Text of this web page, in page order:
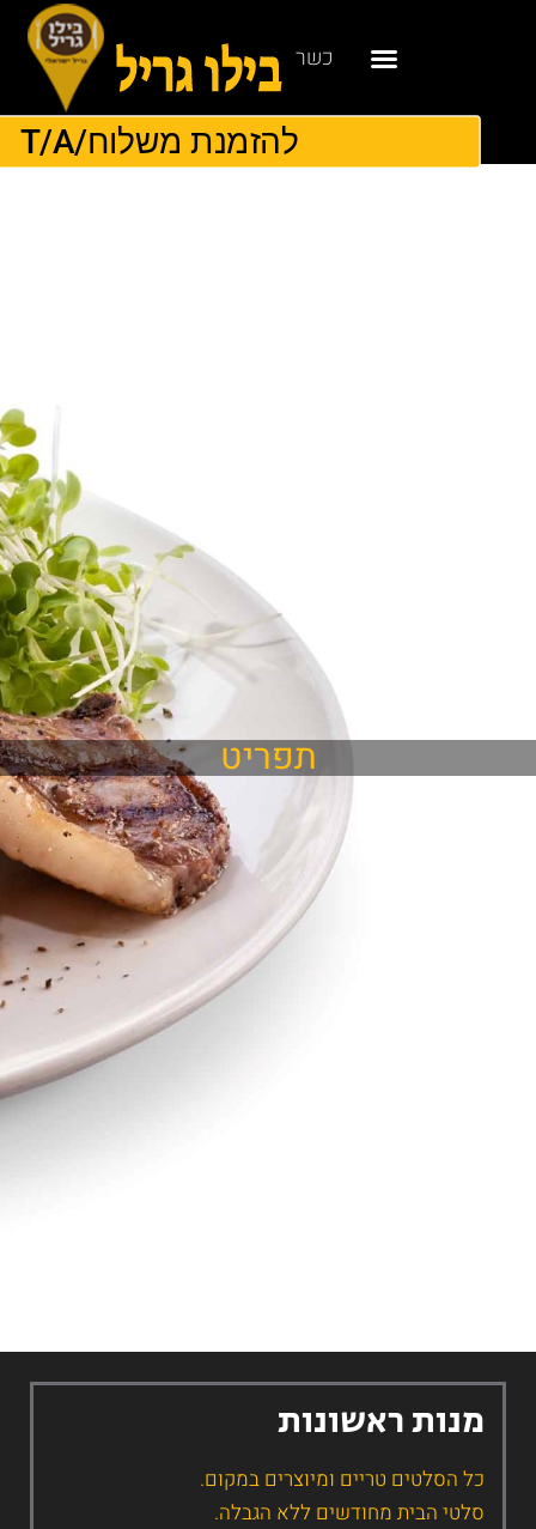
כשר
להזמנת משלוח/T/A
תפריט
מנות ראשונות
כל הסלטים טריים ומיוצרים במקום.
סלטי הבית מחודשים ללא הגבלה.